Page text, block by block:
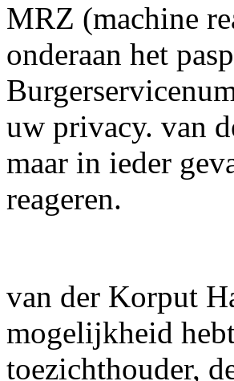
MRZ (machine
onderaan het
uw privacy. van
maar in ieder
reageren.
van der Korput
mogelijkheid
toezichthouder,